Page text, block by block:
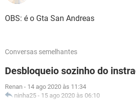
OBS: é o Gta San Andreas
Conversas semelhantes
Desbloqueio sozinho do
Renan - 14 ago 2020 às 11:34
ninha25 - 15 ago 2020 às 06:10